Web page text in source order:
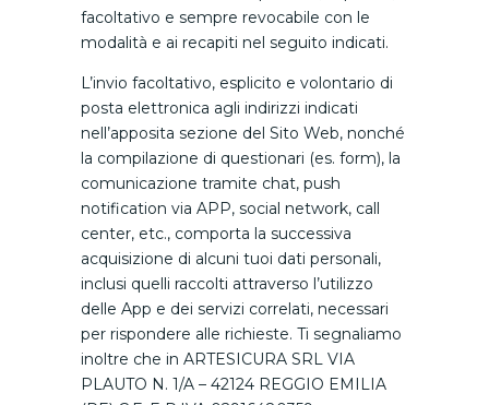
facoltativo e sempre revocabile con le
modalità e ai recapiti nel seguito indicati.
L’invio facoltativo, esplicito e volontario di
posta elettronica agli indirizzi indicati
nell’apposita sezione del Sito Web, nonché
la compilazione di questionari (es. form), la
comunicazione tramite chat, push
notification via APP, social network, call
center, etc., comporta la successiva
acquisizione di alcuni tuoi dati personali,
inclusi quelli raccolti attraverso l’utilizzo
delle App e dei servizi correlati, necessari
per rispondere alle richieste. Ti segnaliamo
inoltre che in ARTESICURA SRL VIA
PLAUTO N. 1/A – 42124 REGGIO EMILIA